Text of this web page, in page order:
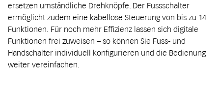
ersetzen umständliche Drehknöpfe. Der Fussschalter
ermöglicht zudem eine kabellose Steuerung von bis zu 14
Funktionen. Für noch mehr Effizienz lassen sich digitale
Funktionen frei zuweisen – so können Sie Fuss- und
Handschalter individuell konfigurieren und die Bedienung
weiter vereinfachen.